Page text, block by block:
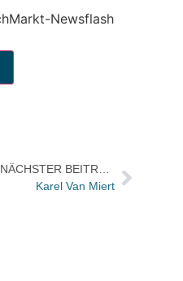
Newsflash
Karel Van Miert